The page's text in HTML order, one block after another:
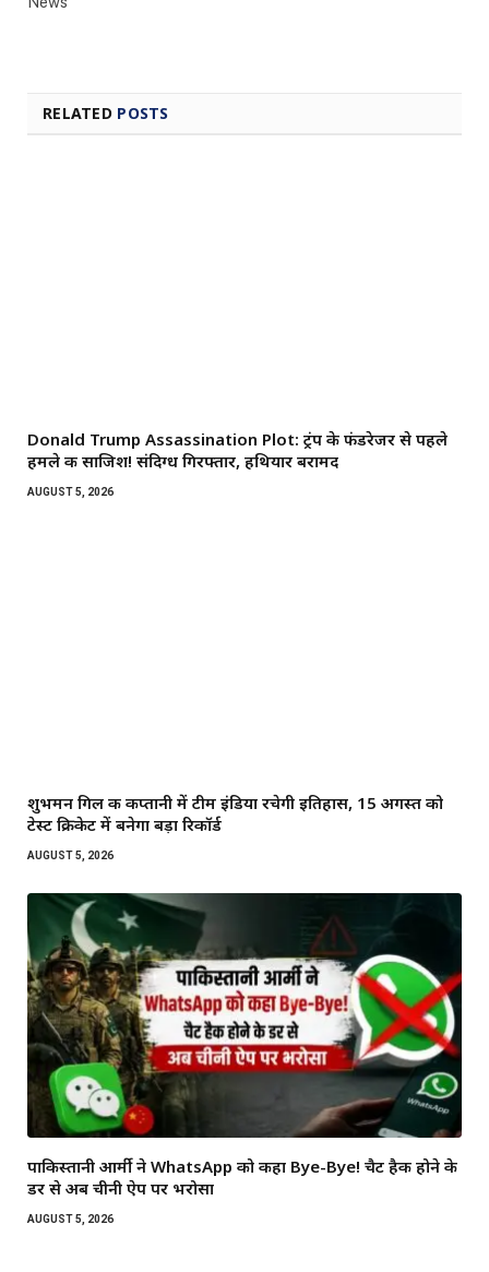
RELATED POSTS
Donald Trump Assassination Plot: ट्रंप के फंडरेजर से पहले
हमले की साजिश! संदिग्ध गिरफ्तार, हथियार बरामद
AUGUST 5, 2026
शुभमन गिल की कप्तानी में टीम इंडिया रचेगी इतिहास, 15 अगस्त को
टेस्ट क्रिकेट में बनेगा बड़ा रिकॉर्ड
AUGUST 5, 2026
पाकिस्तानी आर्मी ने WhatsApp को कहा Bye-Bye! चैट हैक होने के
डर से अब चीनी ऐप पर भरोसा
AUGUST 5, 2026